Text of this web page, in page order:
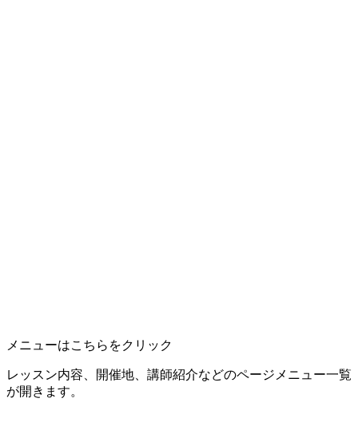
メニューはこちらをクリック
レッスン内容、開催地、講師紹介などのページメニュー一覧
が開きます。